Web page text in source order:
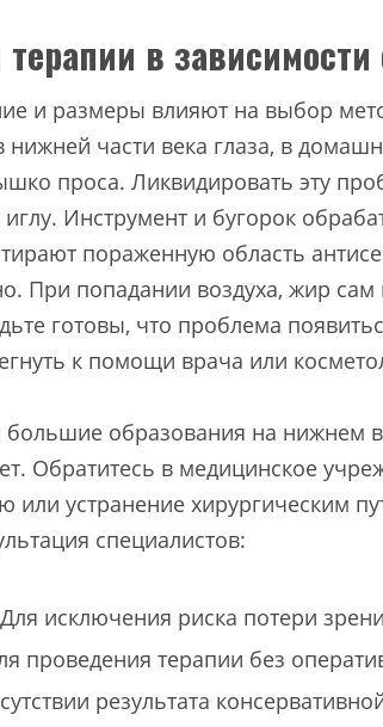
терапии в
и размеры влияют на выбор
нижней части века глаза, в
проса. Ликвидировать эту
Инструмент и бугорок
пораженную область
При попадании воздуха, жир сам
готовы, что проблема
к помощи врача или
образования на нижнем
Обратитесь в медицинское
или устранение хирургическим
специалистов:
исключения риска потери
проведения терапии без
результата